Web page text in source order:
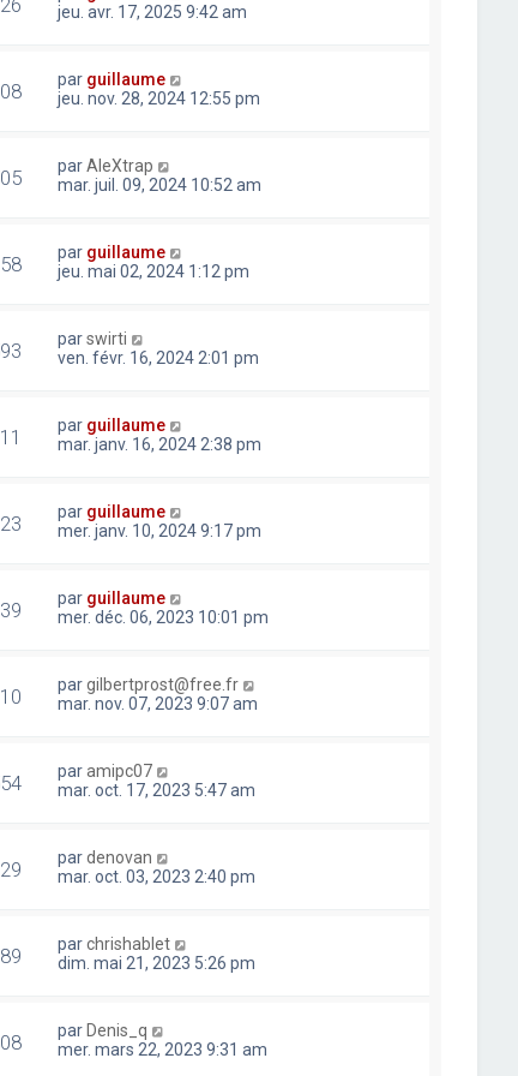
jeu. avr. 17, 2025 9:42 am
par guillaume
jeu. nov. 28, 2024 12:55 pm
parAleXtrap
mar. juil. 09, 2024 10:52 am
par guillaume
jeu. mai 02, 2024 1:12 pm
parswirti
ven. févr. 16, 2024 2:01 pm
par guillaume
mar. janv. 16, 2024 2:38 pm
par guillaume
mer. janv. 10, 2024 9:17 pm
par guillaume
mer. déc. 06, 2023 10:01 pm
pargilbertprost@free.fr
mar. nov. 07, 2023 9:07 am
paramipc07
mar. oct. 17, 2023 5:47 am
pardenovan
mar. oct. 03, 2023 2:40 pm
parchrishablet
dim. mai 21, 2023 5:26 pm
par Denis_q
mer. mars 22, 2023 9:31 am